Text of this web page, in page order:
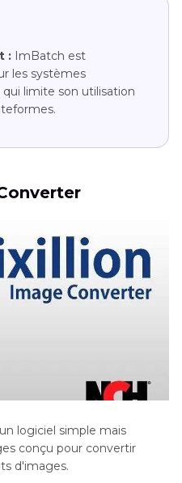
: ImBatch est
les systèmes
limite son utilisation
logiciel simple mais
conçu pour convertir
d'images.